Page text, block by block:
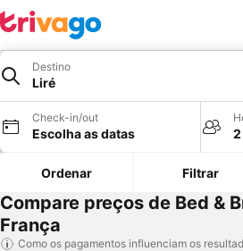
Destino
Liré
Check-in/out
Escolha as datas
Ordenar Filtrar
Compare preços de Bed &
França
Como os pagamentos influenciam os